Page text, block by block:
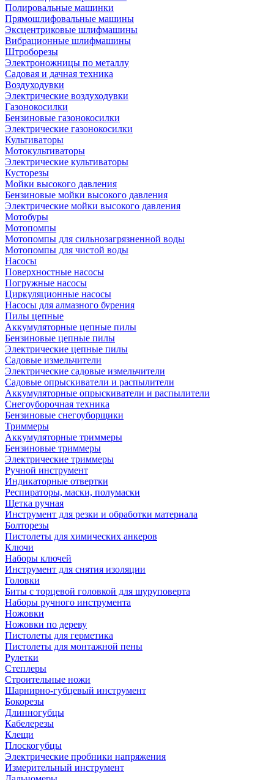
Полировальные машинки
Прямошлифовальные машины
Эксцентриковые шлифмашины
Вибрационные шлифмашины
Штроборезы
Электроножницы по металлу
Садовая и дачная техника
Воздуходувки
Электрические воздуходувки
Газонокосилки
Бензиновые газонокосилки
Электрические газонокосилки
Культиваторы
Мотокультиваторы
Электрические культиваторы
Кусторезы
Мойки высокого давления
Бензиновые мойки высокого давления
Электрические мойки высокого давления
Мотобуры
Мотопомпы
Мотопомпы для сильнозагрязненной воды
Мотопомпы для чистой воды
Насосы
Поверхностные насосы
Погружные насосы
Циркуляционные насосы
Насосы для алмазного бурения
Пилы цепные
Аккумуляторные цепные пилы
Бензиновые цепные пилы
Электрические цепные пилы
Садовые измельчители
Электрические садовые измельчители
Садовые опрыскиватели и распылители
Аккумуляторные опрыскиватели и распылители
Снегоуборочная техника
Бензиновые снегоуборщики
Триммеры
Аккумуляторные триммеры
Бензиновые триммеры
Электрические триммеры
Ручной инструмент
Индикаторные отвертки
Респираторы, маски, полумаски
Щетка ручная
Инструмент для резки и обработки материала
Болторезы
Пистолеты для химических анкеров
Ключи
Наборы ключей
Инструмент для снятия изоляции
Головки
Биты с торцевой головкой для шуруповерта
Наборы ручного инструмента
Ножовки
Ножовки по дереву
Пистолеты для герметика
Пистолеты для монтажной пены
Рулетки
Степлеры
Строительные ножи
Шарнирно-губцевый инструмент
Бокорезы
Длинногубцы
Кабелерезы
Клещи
Плоскогубцы
Электрические пробники напряжения
Измерительный инструмент